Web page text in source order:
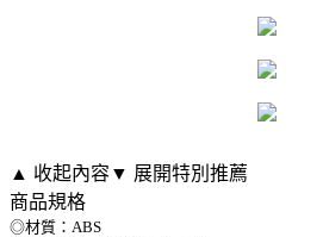
▲ 收起內容▼ 展開特別推薦
商品規格
◎材質：ABS